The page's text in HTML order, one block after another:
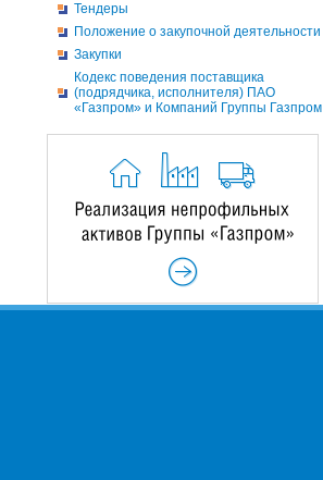
Тендеры
Положение о закупочной деятельности
Закупки
Кодекс поведения поставщика
(подрядчика, исполнителя) ПАО
«Газпром» и Компаний Группы Газпром